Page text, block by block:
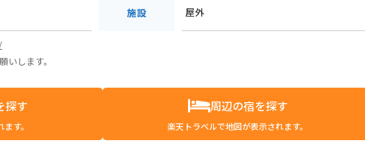
施設 屋外
いします。
探す
す。
周辺の宿を探す
楽天トラベルで地図が表示されます。